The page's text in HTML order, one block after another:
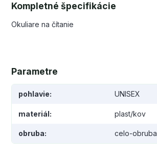
Kompletné špecifikácie
Okuliare na čítanie
Parametre
pohlavie UNISEX
materiál plast/kov
obruba celo-obruba